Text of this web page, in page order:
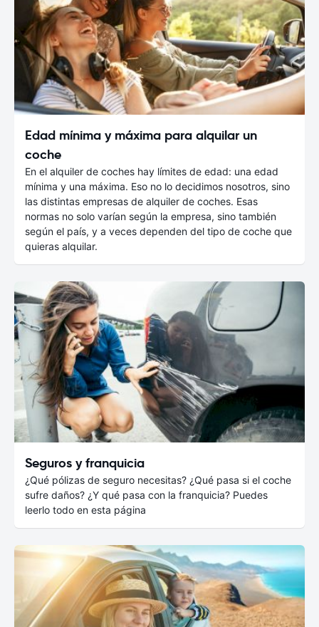
Edad mínima y máxima para alquilar un
coche
En el alquiler de coches hay límites de edad: una edad
mínima y una máxima. Eso no lo decidimos nosotros, sino
las distintas empresas de alquiler de coches. Esas
normas no solo varían según la empresa, sino también
según el país, y a veces dependen del tipo de coche que
quieras alquilar.
Seguros y franquicia
¿Qué pólizas de seguro necesitas? ¿Qué pasa si el coche
sufre daños? ¿Y qué pasa con la franquicia? Puedes
leerlo todo en esta página